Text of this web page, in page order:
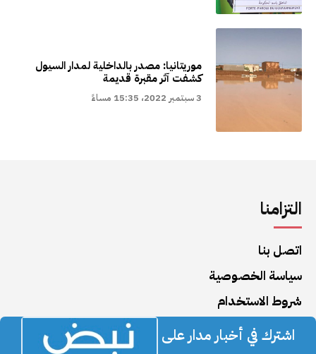
موريتانيا: مصدر بالداخلية لمدار السيول
كشفت آثر مقبرة قديمة
3 سبتمبر 2022، 15:35 مساءً
التزامنا
اتصل بنا
سياسة الخصوصية
شروط الاستخدام
اشترك في أخبار مدار على